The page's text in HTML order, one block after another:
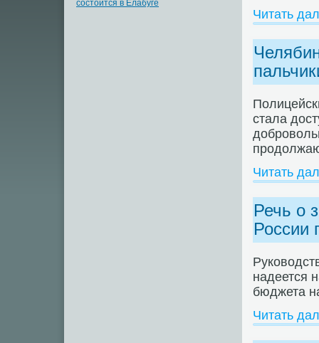
состоится в Елабуге
Читать
стала
Читать
Речь о
России
надеется
бюджета
Читать